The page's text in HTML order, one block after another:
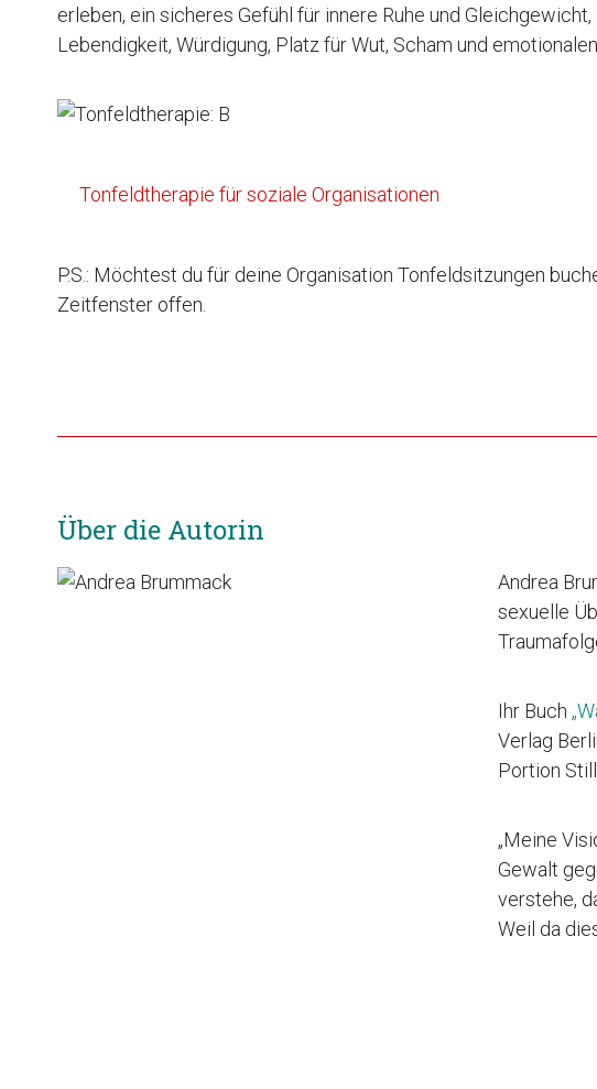
erleben, ein sicheres Gefühl für innere Ruhe und
Lebendigkeit, Würdigung, Platz für Wut, Scham und
Tonfeldtherapie für soziale Organisationen
P.S.: Möchtest du für deine Organisation Tonfeldsitzungen
Zeitfenster offen.
Über die Autorin
Andrea
sexuelle
Ihr Buch
Verlag
Portion
„Meine
Gewalt
verstehe,
Weil da